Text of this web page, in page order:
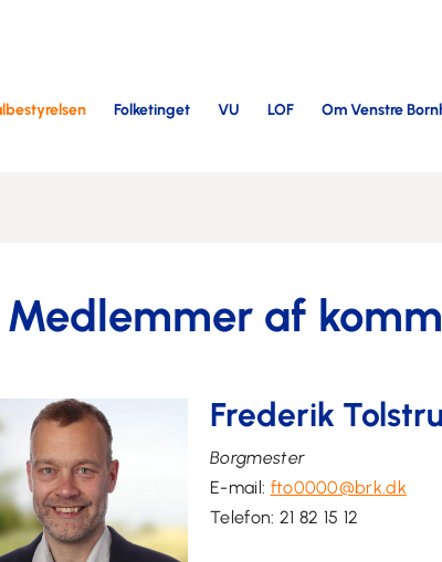
Folketinget VU LOF Om Venstre
Medlemmer af
Frederik
Borgmester
E-mail: fto0000@brk.dk
Telefon: 21 82 15 12